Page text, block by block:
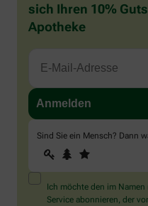
sich Ihren 10%
Apotheke
Sind Sie ein Mensch? Dann
Sind
Sie
ein
Mensch?
Dann
1 2
Ich möchte den im
Service abonnieren, der